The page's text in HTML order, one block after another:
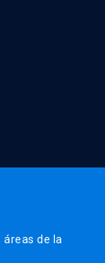
de la